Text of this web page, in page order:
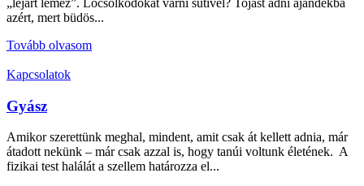
azért, mert büdös...
Tovább olvasom
Kapcsolatok
Gyász
Amikor szerettünk meghal, mindent, amit csak át kellett adnia, már
átadott nekünk – már csak azzal is, hogy tanúi voltunk életének. A
fizikai test halálát a szellem határozza el...